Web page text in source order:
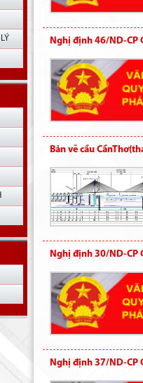
Nghị định 46/ND-CP
Bản vẽ cầu
Nghị định 30/ND-CP
Nghị định 37/ND-CP